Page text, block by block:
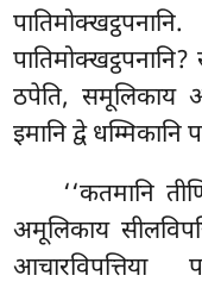
ठपेति, समूलिकाय
इमानि द्वे धम्मिकानि
‘‘कतमानि
अमूलिकाय